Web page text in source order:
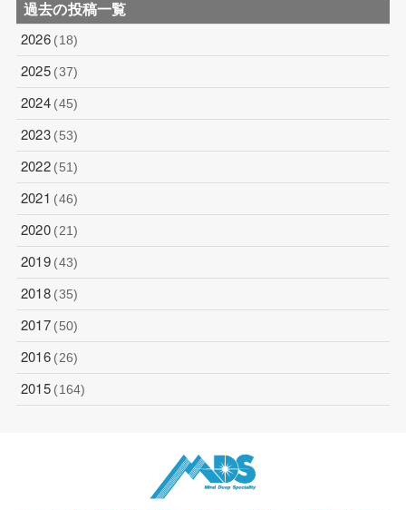
過去の投稿一覧
2026 (18)
2025 (37)
2024 (45)
2023 (53)
2022 (51)
2021 (46)
2020 (21)
2019 (43)
2018 (35)
2017 (50)
2016 (26)
2015 (164)